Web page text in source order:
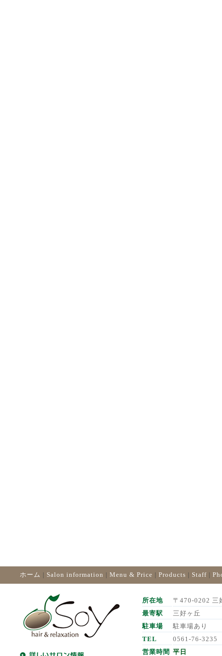
ホーム | Salon information | Menu & Price | Products | Staff |
所在地
〒470-0202 三
最寄駅
三好ヶ丘
駐車場
駐車場あり
TEL
0561-76-3235
営業時間 平日